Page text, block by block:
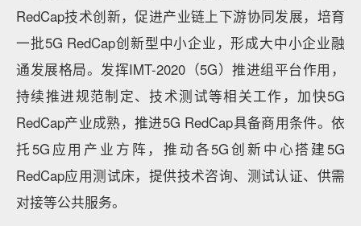
RedCap技术创新，促进产业链上下游协同发展，培育
一批5G RedCap创新型中小企业，形成大中小企业融
通发展格局。发挥IMT-2020（5G）推进组平台作用，
持续推进规范制定、技术测试等相关工作，加快5G
RedCap产业成熟，推进5G RedCap具备商用条件。依
托5G应用产业方阵，推动各5G创新中心搭建5G
RedCap应用测试床，提供技术咨询、测试认证、供需
对接等公共服务。